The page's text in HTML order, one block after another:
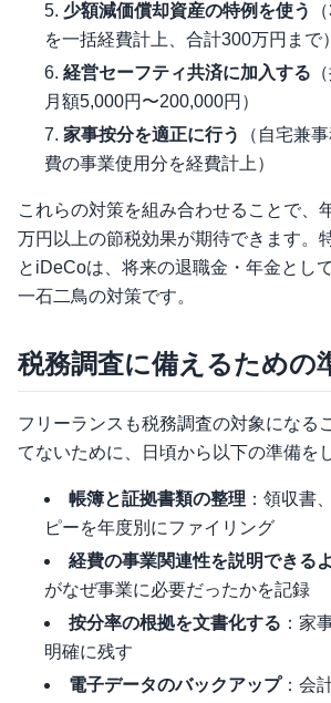
少額減価償却資産の特例を使う
を一括経費計上、合計300万円まで）
経営セーフティ共済に加入する
月額5,000円〜200,000円）
家事按分を適正に行う
（自宅兼
費の事業使用分を経費計上）
これらの対策を組み合わせることで、
万円以上の節税効果が期待できます。
とiDeCoは、将来の退職金・年金とし
一石二鳥の対策です。
税務調査に備えるための
フリーランスも税務調査の対象になる
てないために、日頃から以下の準備を
帳簿と証拠書類の整理 ：領収書
ピーを年度別にファイリング
経費の事業関連性を説明できる
がなぜ事業に必要だったかを記録
按分率の根拠を文書化する ：家
明確に残す
電子データのバックアップ：会